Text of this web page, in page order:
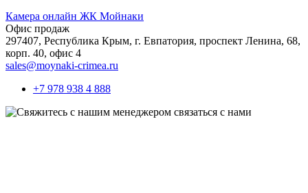
Камера онлайн ЖК Мойнаки
Офис продаж
297407, Республика Крым, г. Евпатория, проспект Ленина, 68,
корп. 40, офис 4
sales@moynaki-crimea.ru
+7 978 938 4 888
связаться с нами